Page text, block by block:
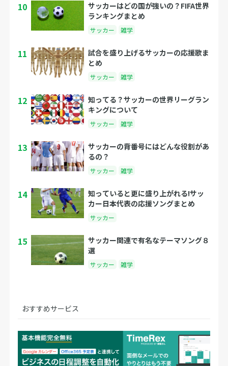
10
サッカーはどの国が強いの？FIFA世界
ランキングまとめ
サッカー 雑学
11
試合を盛り上げるサッカーの応援歌ま
とめ
サッカー 雑学
12
知ってる？サッカーの世界リーグラン
キングについて
サッカー 雑学
13
サッカーの背番号にはどんな役割があ
るの？
サッカー 雑学
14
知っていると更に盛り上がれる!サッ
カー日本代表の応援ソングまとめ
サッカー
15
サッカー関連で有名なテーマソング８
選
サッカー 雑学
おすすめサービス